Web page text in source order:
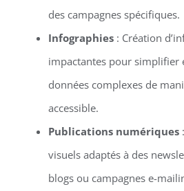
des campagnes spécifiques.
Infographies: Création
impactantes pour simplifier
données complexes de
accessible.
Publications numériques
visuels adaptés à des
blogs ou campagnes e-